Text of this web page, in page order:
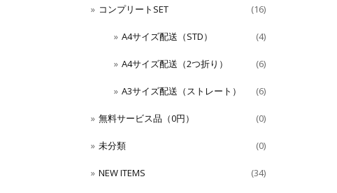
コンプリートSET (16)
A4サイズ配送（STD） (4)
A4サイズ配送（2つ折り） (6)
A3サイズ配送（ストレート） (6)
無料サービス品（0円） (0)
未分類 (0)
NEW ITEMS (34)